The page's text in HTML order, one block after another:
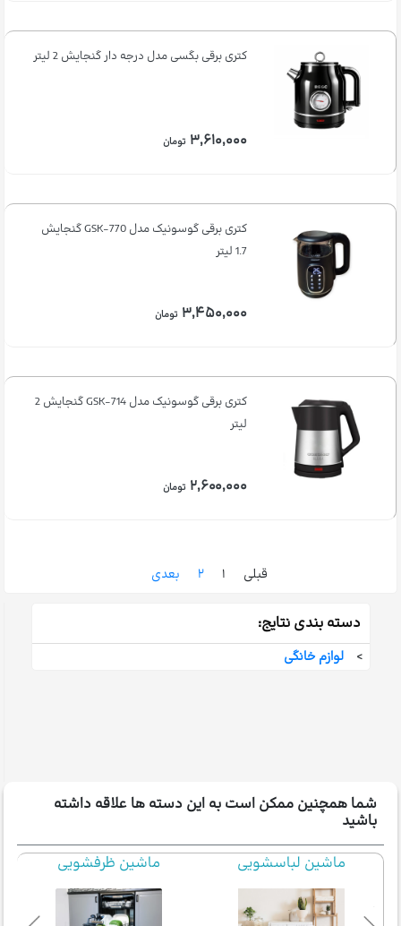
کتری برقی بگسی مدل درجه دار گنجایش 2 لیتر
۳,۶۱۰,۰۰۰ تومان
کتری برقی گوسونیک مدل GSK-770 گنجایش
1.7 لیتر
۳,۴۵۰,۰۰۰ تومان
کتری برقی گوسونیک مدل GSK-714 گنجایش 2
لیتر
۲,۶۰۰,۰۰۰ تومان
قبلی ۱ ۲ بعدی
دسته بندی نتایج:
>
لوازم خانگی
شما همچنین ممکن است به این دسته ها علاقه داشته
باشید
ماشین لباسشویی
ماشین ظرفشویی